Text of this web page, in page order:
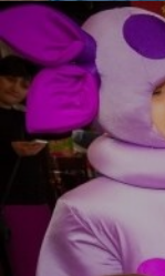
УЗНАТЬ БОЛЬШЕ